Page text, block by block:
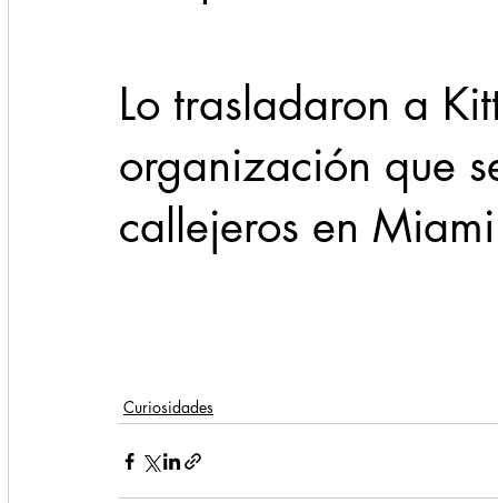
Lo trasladaron a
organización que
callejeros en
Curiosidades